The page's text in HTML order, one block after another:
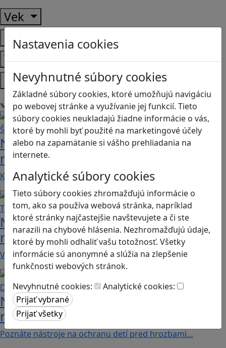
Nastavenia cookies
Nevyhnutné súbory cookies
Základné súbory cookies, ktoré umožňujú navigáciu
po webovej stránke a využívanie jej funkcií. Tieto
súbory cookies neukladajú žiadne informácie o vás,
ktoré by mohli byť použité na marketingové účely
alebo na zapamätanie si vášho prehliadania na
internete.
Analytické súbory cookies
Tieto súbory cookies zhromažďujú informácie o
tom, ako sa používa webová stránka, napríklad
ktoré stránky najčastejšie navštevujete a či ste
narazili na chybové hlásenia. Nezhromažďujú údaje,
ktoré by mohli odhaliť vašu totožnosť. Všetky
informácie sú anonymné a slúžia na zlepšenie
funkčnosti webových stránok.
Nevyhnutné cookies:
Analytické cookies:
Vek
Predmety
Témy
Platformy
Načítam blogy
Návod pre rodičov: Ako na výber
rodičovského zámku? Štvrtá časť
Kvalitné aplikácie, ktoré ponúkajú bezpečné…
Návod pre rodičov: Ako na výber
rodičovského zámku? Tretia časť
V obchode Play je možné nájsť veľké množstvo…
Návod pre rodičov: Ako na výber
rodičovského zámku? Druhá časť
Poznáte nástroje na ochranu detí pred hrozbami…